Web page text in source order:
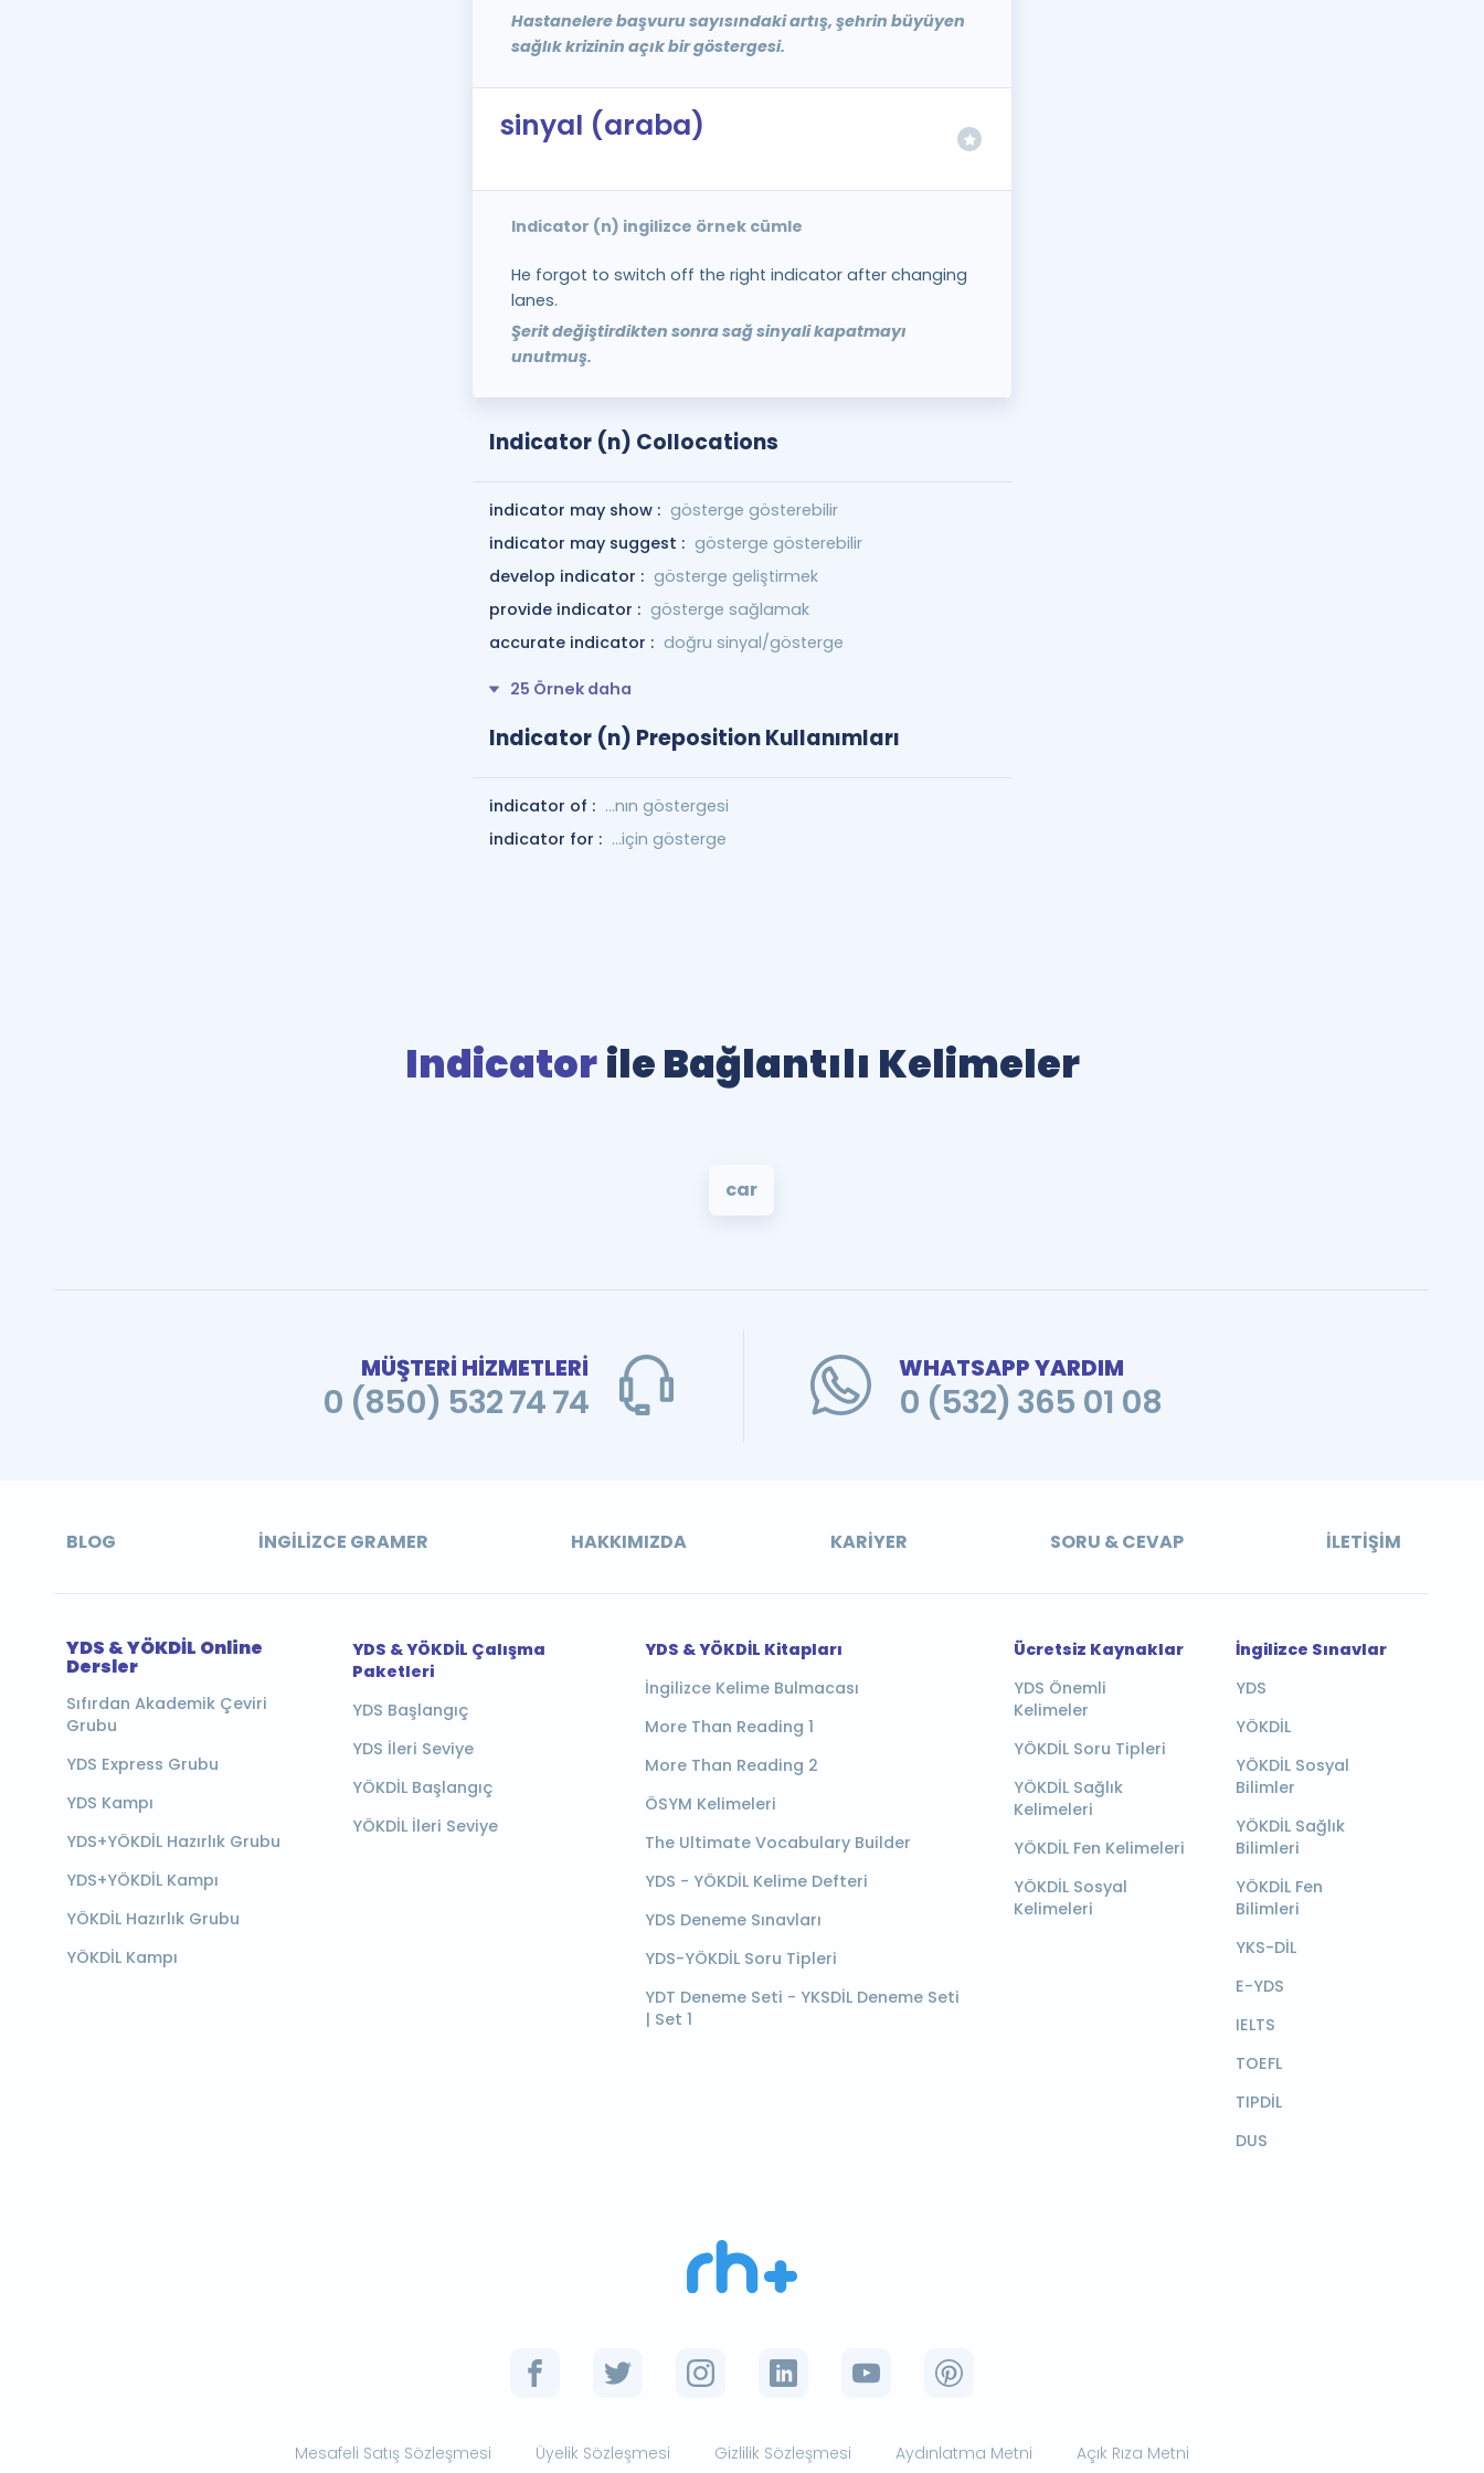
Hastanelere başvuru sayısındaki artış, şehrin büyüyen
sağlık krizinin açık bir göstergesi.
sinyal (araba)
Indicator (n) ingilizce örnek cümle
He forgot to switch off the right indicator after changing
lanes.
Şerit değiştirdikten sonra sağ sinyali kapatmayı
unutmuş.
Indicator (n) Collocations
indicator may show : gösterge gösterebilir
indicator may suggest : gösterge gösterebilir
develop indicator : gösterge geliştirmek
provide indicator : gösterge sağlamak
accurate indicator : doğru sinyal/gösterge
25 Örnek daha
Indicator (n) Preposition Kullanımları
indicator of : ...nın göstergesi
indicator for : ...için gösterge
Indicatorile Bağlantılı Kelimeler
car
MÜŞTERİ HİZMETLERİ
0 (850) 532 74 74
WHATSAPP YARDIM
0 (532) 365 01 08
BLOG İNGILIZCE GRAMER HAKKIMIZDA KARIYER SORU & CEVAP İLETIŞIM
YDS & YÖKDİL Online
Dersler
Sıfırdan Akademik Çeviri
Grubu
YDS Express Grubu
YDS Kampı
YDS+YÖKDİL Hazırlık Grubu
YDS+YÖKDİL Kampı
YÖKDİL Hazırlık Grubu
YÖKDİL Kampı
YDS & YÖKDİL Çalışma
Paketleri
YDS Başlangıç
YDS İleri Seviye
YÖKDİL Başlangıç
YÖKDİL İleri Seviye
YDS & YÖKDİL Kitapları
İngilizce Kelime Bulmacası
More Than Reading 1
More Than Reading 2
ÖSYM Kelimeleri
The Ultimate Vocabulary Builder
YDS - YÖKDİL Kelime Defteri
YDS Deneme Sınavları
YDS-YÖKDİL Soru Tipleri
YDT Deneme Seti - YKSDİL Deneme Seti
| Set 1
Ücretsiz Kaynaklar
YDS Önemli
Kelimeler
YÖKDİL Soru Tipleri
YÖKDİL Sağlık
Kelimeleri
YÖKDİL Fen Kelimeleri
YÖKDİL Sosyal
Kelimeleri
İngilizce Sınavlar
YDS
YÖKDİL
YÖKDİL Sosyal
Bilimler
YÖKDİL Sağlık
Bilimleri
YÖKDİL Fen
Bilimleri
YKS-DİL
E-YDS
IELTS
TOEFL
TIPDİL
DUS
Mesafeli Satış Sözleşmesi Üyelik Sözleşmesi Gizlilik Sözleşmesi Aydınlatma Metni Açık Rıza Metni